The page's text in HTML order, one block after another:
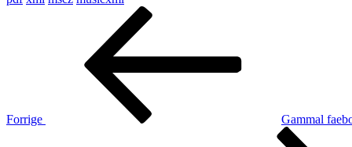
Indlægsnavigation
Forrige
Gammal